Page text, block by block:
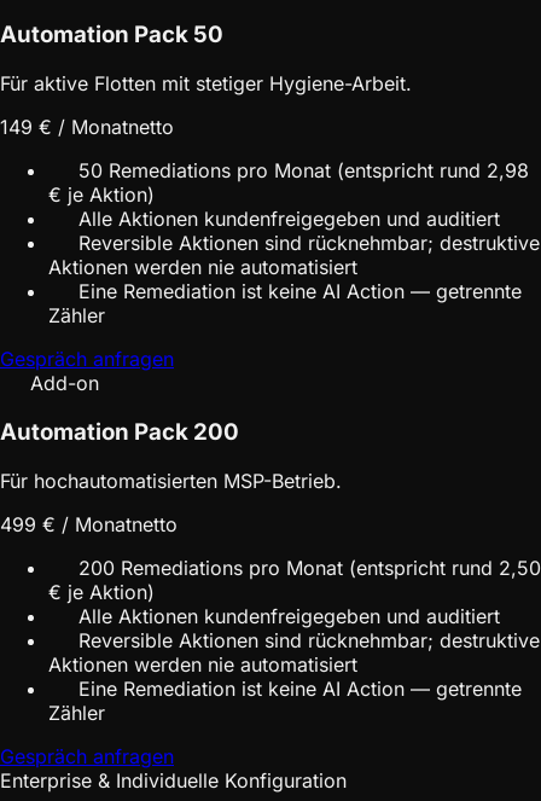
Automation Pack 50
Für aktive Flotten mit stetiger Hygiene-Arbeit.
149 € / Monatnetto
50 Remediations pro Monat (entspricht rund 2,98
€ je Aktion)
Alle Aktionen kundenfreigegeben und auditiert
Reversible Aktionen sind rücknehmbar; destruktive
Aktionen werden nie automatisiert
Eine Remediation ist keine AI Action — getrennte
Zähler
Gespräch anfragen
Add-on
Automation Pack 200
Für hochautomatisierten MSP-Betrieb.
499 € / Monatnetto
200 Remediations pro Monat (entspricht rund 2,50
€ je Aktion)
Alle Aktionen kundenfreigegeben und auditiert
Reversible Aktionen sind rücknehmbar; destruktive
Aktionen werden nie automatisiert
Eine Remediation ist keine AI Action — getrennte
Zähler
Gespräch anfragen
Enterprise & Individuelle Konfiguration